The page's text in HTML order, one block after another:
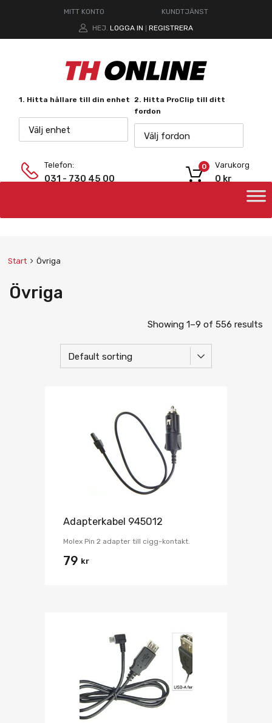
MITT KONTO
KUNDTJÄNST
HEJ. LOGGA IN REGISTRERA
1. Hitta hållare till din enhet
Välj enhet
2. Hitta ProClip till ditt
fordon
Välj fordon
Telefon:
031 - 730 45 00
Varukorg
0 kr
0
Start Övriga
Övriga
Showing 1–9 of 556 results
Adapterkabel 945012
Molex Pin 2 adapter till cigg-kontakt.
79 kr